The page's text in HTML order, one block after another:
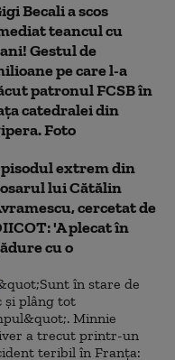
Becali a scos
teancul cu
Gestul de
pe care l-a
patronul FCSB în
catedralei din
Foto
extrem din
lui Cătălin
cercetat de
'A plecat în
cu o